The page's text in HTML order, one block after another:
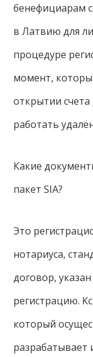
бенефициарам
в Латвию для
процедуре
момент,
открытии
работать
Какие
пакет SIA?
Это
нотариуса,
договор,
регистрацию.
который
разрабатывает